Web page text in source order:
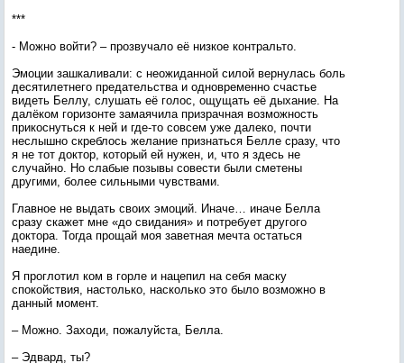
***
- Можно войти? – прозвучало её низкое контральто.
Эмоции зашкаливали: с неожиданной силой вернулась боль
десятилетнего предательства и одновременно счастье
видеть Беллу, слушать её голос, ощущать её дыхание. На
далёком горизонте замаячила призрачная возможность
прикоснуться к ней и где-то совсем уже далеко, почти
неслышно скреблось желание признаться Белле сразу, что
я не тот доктор, который ей нужен, и, что я здесь не
случайно. Но слабые позывы совести были сметены
другими, более сильными чувствами.
Главное не выдать своих эмоций. Иначе… иначе Белла
сразу скажет мне «до свидания» и потребует другого
доктора. Тогда прощай моя заветная мечта остаться
наедине.
Я проглотил ком в горле и нацепил на себя маску
спокойствия, настолько, насколько это было возможно в
данный момент.
– Можно. Заходи, пожалуйста, Белла.
– Эдвард, ты?